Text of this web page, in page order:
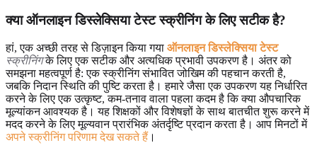
क्या ऑनलाइन डिस्लेक्सिया टेस्ट स्क्रीनिंग के लिए सटीक है?
हां, एक अच्छी तरह से डिज़ाइन किया गया ऑनलाइन डिस्लेक्सिया टेस्ट
स्क्रीनिंगके लिए एक सटीक और अत्यधिक प्रभावी उपकरण है। अंतर को
समझना महत्वपूर्ण है: एक स्क्रीनिंग संभावित जोखिम की पहचान करती है,
जबकि निदान स्थिति की पुष्टि करता है। हमारे जैसा एक उपकरण यह निर्धारित
करने के लिए एक उत्कृष्ट, कम-तनाव वाला पहला कदम है कि क्या औपचारिक
मूल्यांकन आवश्यक है। यह शिक्षकों और विशेषज्ञों के साथ बातचीत शुरू करने में
मदद करने के लिए मूल्यवान प्रारंभिक अंतर्दृष्टि प्रदान करता है। आप मिनटों में
अपने स्क्रीनिंग परिणाम देख सकते हैं ।